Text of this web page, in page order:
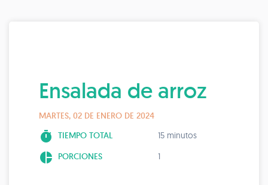
Ensalada de arroz
MARTES, 02 DE ENERO DE 2024
timer TIEMPO TOTAL 15 minutos
pie_chart PORCIONES 1